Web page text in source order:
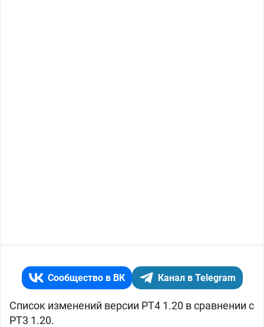
Сообщество в ВК Канал в Telegram
Список изменений версии PТ4 1.20 в сравнении с
PT3 1.20.